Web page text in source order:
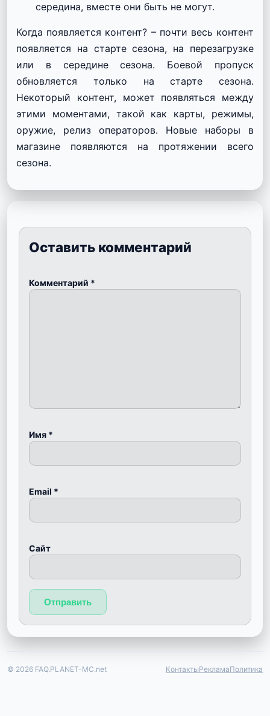
середина, вместе они быть не могут.
Когда появляется контент? – почти весь контент
появляется на старте сезона, на перезагрузке
или в середине сезона. Боевой пропуск
обновляется только на старте сезона.
Некоторый контент, может появляться между
этими моментами, такой как карты, режимы,
оружие, релиз операторов. Новые наборы в
магазине появляются на протяжении всего
сезона.
Оставить комментарий
Комментарий *
Имя *
Email *
Сайт
© 2026 FAQ.PLANET-MC.net КонтактыРекламаПолитика